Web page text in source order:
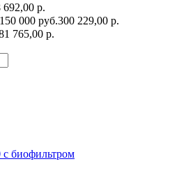
692,00 р.
000 руб.300 229,00 р.
765,00 р.
биофильтром